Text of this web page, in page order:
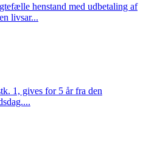
henstand med udbetaling af
livsar...
1, gives for 5 år fra den